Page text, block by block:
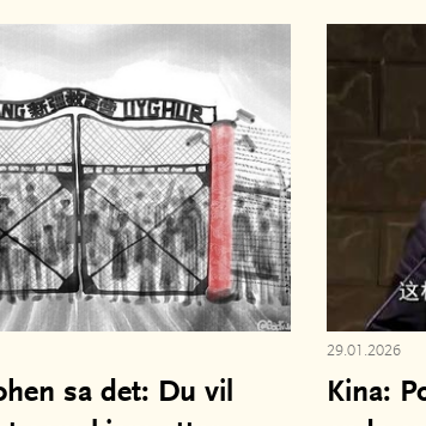
sa det: Du vil
29.01.2026
Kina: